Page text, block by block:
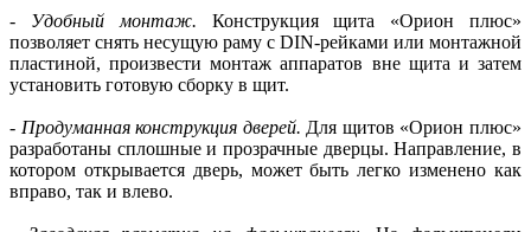
- Удобный монтаж. Конструкция щита «Орион плюс»
позволяет снять несущую раму с DIN-рейками или монтажной
пластиной, произвести монтаж аппаратов вне щита и затем
установить готовую сборку в щит.
- Продуманная конструкция дверей. Для щитов «Орион плюс»
разработаны сплошные и прозрачные дверцы. Направление, в
котором открывается дверь, может быть легко изменено как
вправо, так и влево.